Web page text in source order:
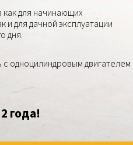
для начинающих
и для дачной эксплуатации
дня.
одноцилиндровым двигателем
года!